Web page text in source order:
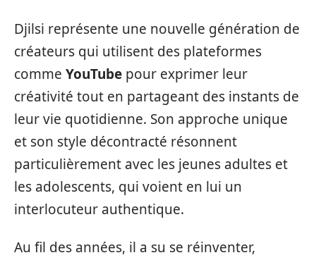
Djilsi représente une nouvelle génération de
créateurs qui utilisent des plateformes
comme YouTube pour exprimer leur
créativité tout en partageant des instants de
leur vie quotidienne. Son approche unique
et son style décontracté résonnent
particulièrement avec les jeunes adultes et
les adolescents, qui voient en lui un
interlocuteur authentique.
Au fil des années, il a su se réinventer,